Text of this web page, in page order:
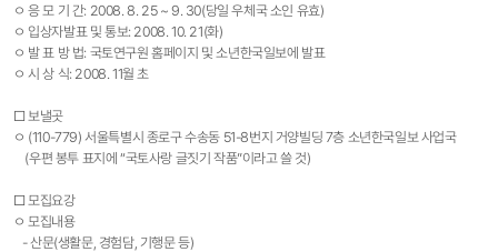
ㅇ 응 모 기 간: 2008. 8. 25 ~ 9. 30(당일 우체국 소인 유효)
ㅇ 입상자발표 및 통보: 2008. 10. 21(화)
ㅇ 발 표 방 법: 국토연구원 홈페이지 및 소년한국일보에 발표
ㅇ 시 상 식: 2008. 11월 초
□ 보낼곳
ㅇ (110-779) 서울특별시 종로구 수송동 51-8번지 거양빌딩 7층 소년한국일보 사업국
(우편 봉투 표지에 “국토사랑 글짓기 작품”이라고 쓸 것)
□ 모집요강
ㅇ 모집내용
- 산문(생활문, 경험담, 기행문 등)